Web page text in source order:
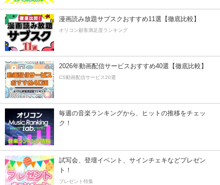
漫画読み放題サブスクおすすめ11選【徹底比較】
オリコン顧客満足度ランキング
2026年動画配信サービスおすすめ40選【徹底比較】
CS動画配信サービス20選
毎週の音楽ランキングから、ヒットの推移をチェッ
ク！
試写会、登壇イベント、サインチェキなどプレゼン
ト！
プレゼント特集